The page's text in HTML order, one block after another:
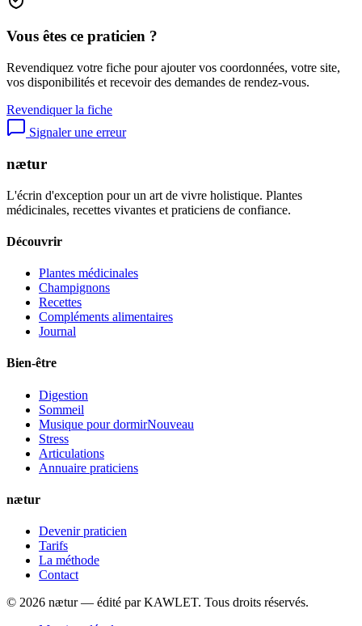
Vous êtes ce praticien ?
Revendiquez votre fiche pour ajouter vos coordonnées, votre site,
vos disponibilités et recevoir des demandes de rendez-vous.
Revendiquer la fiche
Signaler une erreur
nætur
L'écrin d'exception pour un art de vivre holistique. Plantes
médicinales, recettes vivantes et praticiens de confiance.
Découvrir
Plantes médicinales
Champignons
Recettes
Compléments alimentaires
Journal
Bien-être
Digestion
Sommeil
Musique pour dormirNouveau
Stress
Articulations
Annuaire praticiens
nætur
Devenir praticien
Tarifs
La méthode
Contact
© 2026 nætur — édité par KAWLET. Tous droits réservés.